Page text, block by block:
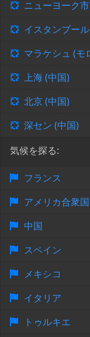
ニューヨーク
イスタンブー
マラケシュ (モ
上海 (中国)
北京 (中国)
深セン (中国)
気候を探る:
フランス
アメリカ合衆国
中国
スペイン
メキシコ
イタリア
トゥルキエ